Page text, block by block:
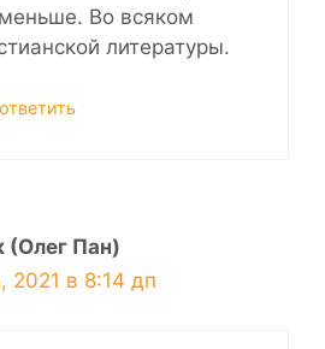
Во всяком
литературы.
(Олег Пан)
2021 в 8:14 дп